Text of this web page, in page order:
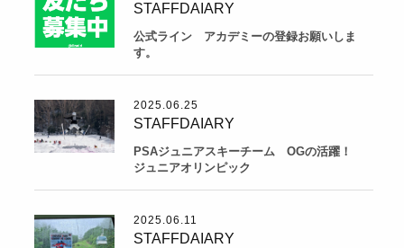
STAFFDAIARY
公式ライン アカデミーの登録お願いしま
す。
2025.06.25
STAFFDAIARY
PSAジュニアスキーチーム OGの活躍！
ジュニアオリンピック
2025.06.11
STAFFDAIARY